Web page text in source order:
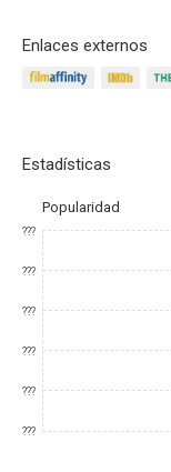
Enlaces externos
Estadísticas
Popularidad
???
???
???
???
???
???